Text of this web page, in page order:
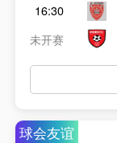
16:30
未开赛
球会友谊